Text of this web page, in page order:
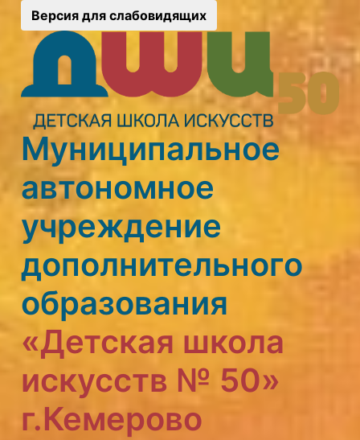
Версия для слабовидящих
Муниципальное
автономное
учреждение
дополнительного
образования
«Детская школа
искусств № 50»
г.Кемерово